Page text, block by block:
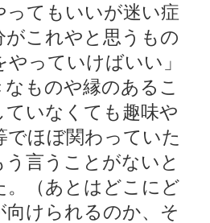
ってもいいが迷い症
がこれやと思うもの
っていけばいい」
ものや縁のあるこ
ていなくても趣味や
でほぼ関わっていた
言うことがないと
。（あとはどこにど
けられるのか、そ